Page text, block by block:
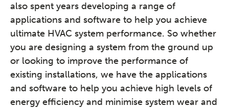
also spent years developing a range of
applications and software to help you achieve
ultimate HVAC system performance. So whether
you are designing a system from the ground up
or looking to improve the performance of
existing installations, we have the applications
and software to help you achieve high levels of
energy efficiency and minimise system wear and